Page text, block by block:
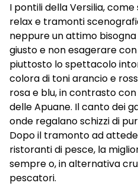
I pontili della Versilia,
relax e tramonti
neppure un attimo
giusto e non esagerare
piuttosto lo spettacolo
colora di toni arancio e
rosa e blu, in contrasto
delle Apuane. Il canto dei
onde regalano schizzi di
Dopo il tramonto ad
ristoranti di pesce, la
sempre o, in alternativa
pescatori.